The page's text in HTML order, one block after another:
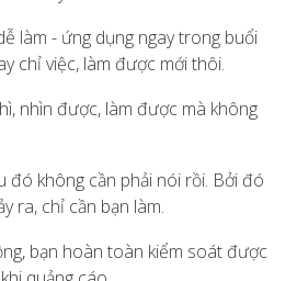
làm - ứng dụng ngay trong buổi
chỉ việc, làm được mới thôi.
nhìn được, làm được mà không
đó không cần phải nói rồi. Bởi đó
ra, chỉ cần bạn làm.
bạn hoàn toàn kiểm soát được